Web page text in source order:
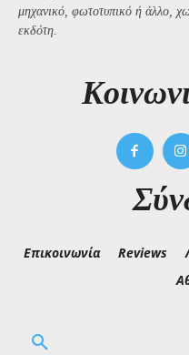
μηχανικό, φωτοτυπικό ή άλλο,
εκδότη.
Επικοινωνία Reviews